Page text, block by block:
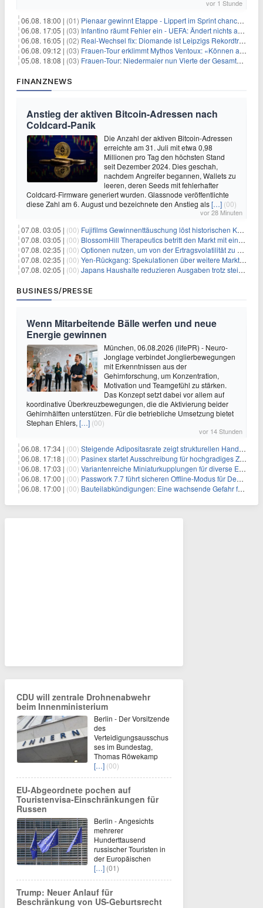
vor 1 Stunde
06.08. 18:00 | (01) Pienaar gewinnt Etappe - Lippert im Sprint chancenlos
06.08. 17:05 | (03) Infantino räumt Fehler ein - UEFA: Ändert nichts an Boykott
06.08. 16:05 | (02) Real-Wechsel fix: Diomande ist Leipzigs Rekordtransfer
06.08. 09:12 | (03) Frauen-Tour erklimmt Mythos Ventoux: «Können alles schaffen»
05.08. 18:08 | (03) Frauen-Tour: Niedermaier nun Vierte der Gesamtwertung
FINANZNEWS
Anstieg der aktiven Bitcoin-Adressen nach
Coldcard-Panik
Die Anzahl der aktiven Bitcoin-Adressen
erreichte am 31. Juli mit etwa 0,98
Millionen pro Tag den höchsten Stand
seit Dezember 2024. Dies geschah,
nachdem Angreifer begannen, Wallets zu
leeren, deren Seeds mit fehlerhafter
Coldcard-Firmware generiert wurden. Glassnode veröffentlichte
diese Zahl am 6. August und bezeichnete den Anstieg als[…] (00)
vor 28 Minuten
07.08. 03:05 | (00) Fujifilms Gewinnenttäuschung löst historischen Kursrückgang aus
07.08. 03:05 | (00) BlossomHill Therapeutics betritt den Markt mit einem IPO-Boost von 150 Millionen Dollar
07.08. 02:35 | (00) Optionen nutzen, um von der Ertragsvolatilität zu profitieren
07.08. 02:35 | (00) Yen-Rückgang: Spekulationen über weitere Marktinterventionen nehmen zu
07.08. 02:05 | (00) Japans Haushalte reduzieren Ausgaben trotz steigender Löhne: Ein Warnsignal für das Wachstum
BUSINESS/PRESSE
Wenn Mitarbeitende Bälle werfen und neue
Energie gewinnen
München, 06.08.2026 (lifePR) - Neuro-
Jonglage verbindet Jonglierbewegungen
mit Erkenntnissen aus der
Gehirnforschung, um Konzentration,
Motivation und Teamgefühl zu stärken.
Das Konzept setzt dabei vor allem auf
koordinative Überkreuzbewegungen, die die Aktivierung beider
Gehirnhälften unterstützen. Für die betriebliche Umsetzung bietet
Stephan Ehlers, […] (00)
vor 14 Stunden
06.08. 17:34 | (00) Steigende Adipositasrate zeigt strukturellen Handlungsbedarf bei der Ernährung schulpflichtiger Kinder
06.08. 17:18 | (00) Pasinex startet Ausschreibung für hochgradiges Zinksulfidkonzentrat mit Germanium- und Silbergehalten und stellt ein Betriebsupdate bereit
06.08. 17:03 | (00) Variantenreiche Miniaturkupplungen für diverse Einsatzbereiche
06.08. 17:00 | (00) Passwork 7.7 führt sicheren Offline-Modus für Desktop- und Mobile-Apps ein
06.08. 17:00 | (00) Bauteilabkündigungen: Eine wachsende Gefahr für industrielle Elektroniksysteme
CDU will zentrale Drohnenabwehr
beim Innenministerium
Berlin - Der Vorsitzende
des
Verteidigungsausschus
ses im Bundestag,
Thomas Röwekamp
[…] (00)
EU-Abgeordnete pochen auf
Touristenvisa-Einschränkungen für
Russen
Berlin - Angesichts
mehrerer
Hunderttausend
russischer Touristen in
der Europäischen
[…] (01)
Trump: Neuer Anlauf für
Beschränkung von US-Geburtsrecht